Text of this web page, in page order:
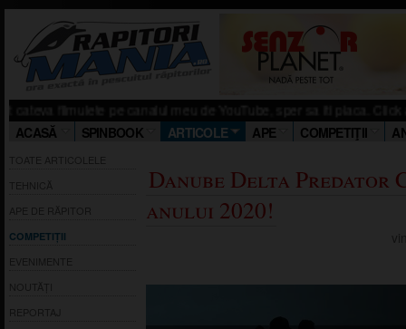
pe canalul meu de YouTube, sper sa iti placa. Click aici!
ACASĂ
SPINBOOK ARTICOLE APE COMPETIŢII
COMPETIȚII
Danube Delta Predator
anului 2020!